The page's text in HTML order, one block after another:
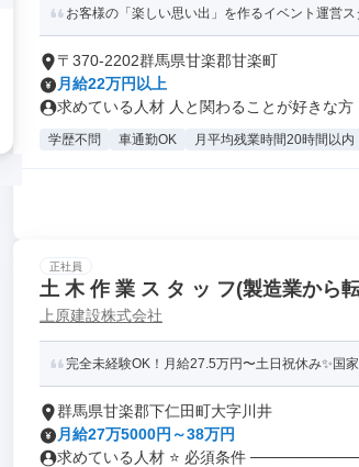
お客様の「楽しい思い出」を作るイベント運営ス
〒370-2202群馬県甘楽郡甘楽町
月給22万円以上
求めている人材 人と関わることが好きな方
学歴不問 車通勤OK 月平均残業時間20時間以内
正社員
土 木 作 業 ス タ ッ フ(製造業から
上原建設株式会社
完全未経験OK！月給27.5万円〜土日祝休み✨国
群馬県甘楽郡下仁田町大字川井
月給27万5000円～38万円
求めている人材 ⭐ 必須条件